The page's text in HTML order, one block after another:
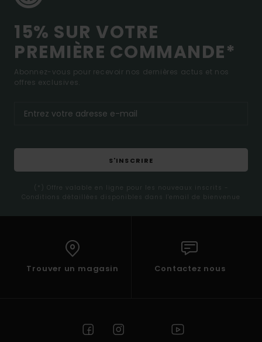
15% SUR VOTRE
PREMIÈRE COMMANDE*
Abonnez-vous pour recevoir nos dernières actus et nos
offres exclusives.
S'INSCRIRE
(*) Offre valable en ligne pour les nouveaux inscrits -
Conditions détaillées disponibles dans l'email de bienvenue
Trouver un magasin Contactez nous